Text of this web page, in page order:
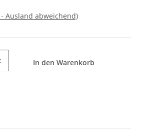
- Ausland abweichend)
In den Warenkorb